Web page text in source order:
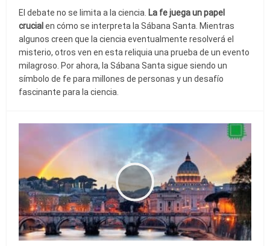
El debate no se limita a la ciencia. La fe juega un papel
crucial en cómo se interpreta la Sábana Santa. Mientras
algunos creen que la ciencia eventualmente resolverá el
misterio, otros ven en esta reliquia una prueba de un evento
milagroso. Por ahora, la Sábana Santa sigue siendo un
símbolo de fe para millones de personas y un desafío
fascinante para la ciencia.